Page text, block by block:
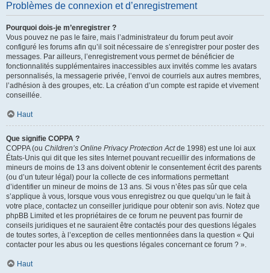
Problèmes de connexion et d’enregistrement
Pourquoi dois-je m’enregistrer ?
Vous pouvez ne pas le faire, mais l’administrateur du forum peut avoir
configuré les forums afin qu’il soit nécessaire de s’enregistrer pour poster des
messages. Par ailleurs, l’enregistrement vous permet de bénéficier de
fonctionnalités supplémentaires inaccessibles aux invités comme les avatars
personnalisés, la messagerie privée, l’envoi de courriels aux autres membres,
l’adhésion à des groupes, etc. La création d’un compte est rapide et vivement
conseillée.
Haut
Que signifie COPPA ?
COPPA (ou Children’s Online Privacy Protection Actde 1998) est une loi aux
États-Unis qui dit que les sites Internet pouvant recueillir des informations de
mineurs de moins de 13 ans doivent obtenir le consentement écrit des parents
(ou d’un tuteur légal) pour la collecte de ces informations permettant
d’identifier un mineur de moins de 13 ans. Si vous n’êtes pas sûr que cela
s’applique à vous, lorsque vous vous enregistrez ou que quelqu’un le fait à
votre place, contactez un conseiller juridique pour obtenir son avis. Notez que
phpBB Limited et les propriétaires de ce forum ne peuvent pas fournir de
conseils juridiques et ne sauraient être contactés pour des questions légales
de toutes sortes, à l’exception de celles mentionnées dans la question « Qui
contacter pour les abus ou les questions légales concernant ce forum ? ».
Haut